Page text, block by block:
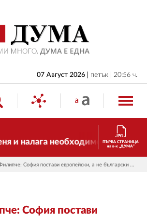
07 Август 2026 петък 20:56 ч.
необходимостта отПЪРВА СТРАНИЦА
на в-к „ДУМА“
Венко Филипче: София постави европейски, а не български въпрос
София постави
БЪЛГАРИЯ
ИКОНОМИКА
ИЗБОРИ
СВЯТ
ДРУГИ